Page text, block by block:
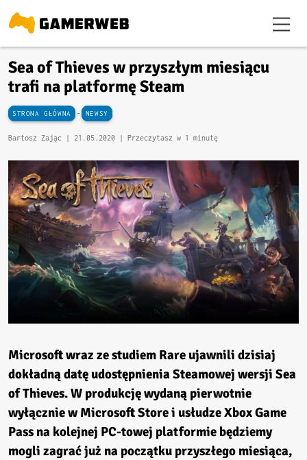
Sea of Thieves w przyszłym miesiącu
trafi na platformę Steam
STRONA GŁÓWNA - NEWSY
Bartosz Zając | 21.05.2020 | Przeczytasz w 1 minutę
Microsoft wraz ze studiem Rare ujawnili dzisiaj
dokładną datę udostępnienia Steamowej wersji Sea
of Thieves. W produkcję wydaną pierwotnie
wyłącznie w Microsoft Store i usłudze Xbox Game
Pass na kolejnej PC-towej platformie będziemy
mogli zagrać już na początku przyszłego miesiąca,